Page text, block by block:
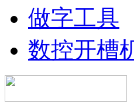
做字工具
数控开槽